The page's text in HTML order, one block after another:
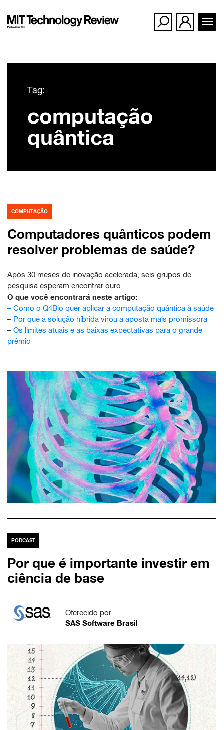
conteúdo
Tag:
computação
quântica
COMPUTAÇÃO
Computadores quânticos podem
resolver problemas de saúde?
Após 30 meses de inovação acelerada, seis grupos de
pesquisa esperam encontrar ouro
O que você encontrará neste artigo:
– Como o Q4Bio quer aplicar a computação quântica à saúde
– Por que a solução híbrida virou a aposta mais promissora
– Os limites atuais e as baixas expectativas para o grande
prêmio
PODCAST
Por que é importante investir em
ciência de base
Oferecido por
SAS Software Brasil